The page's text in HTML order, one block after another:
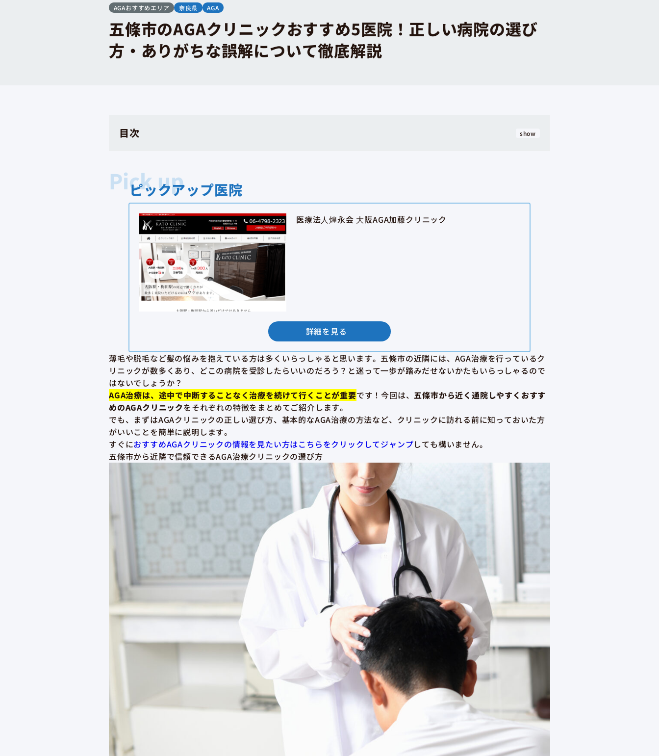
AGAおすすめエリア 奈良県 AGA
五條市のAGAクリニックおすすめ5医院！正しい病院の選び
方・ありがちな誤解について徹底解説
目次 show
ピックアップ医院
医療法⼈煌永会 ⼤阪AGA加藤クリニック
詳細を見る
薄毛や脱毛など髪の悩みを抱えている方は多くいらっしゃると思います。五條市の近隣には、AGA治療を行っているク
リニックが数多くあり、どこの病院を受診したらいいのだろう？と迷って一歩が踏みだせないかたもいらっしゃるので
はないでしょうか？
AGA治療は、途中で中断することなく治療を続けて行くことが重要です！今回は、五條市から近く通院しやすくおすす
めのAGAクリニックをそれぞれの特徴をまとめてご紹介します。
でも、まずはAGAクリニックの正しい選び方、基本的なAGA治療の方法など、クリニックに訪れる前に知っておいた方
がいいことを簡単に説明します。
すぐにおすすめAGAクリニックの情報を見たい方はこちらをクリックしてジャンプしても構いません。
五條市から近隣で信頼できるAGA治療クリニックの選び方